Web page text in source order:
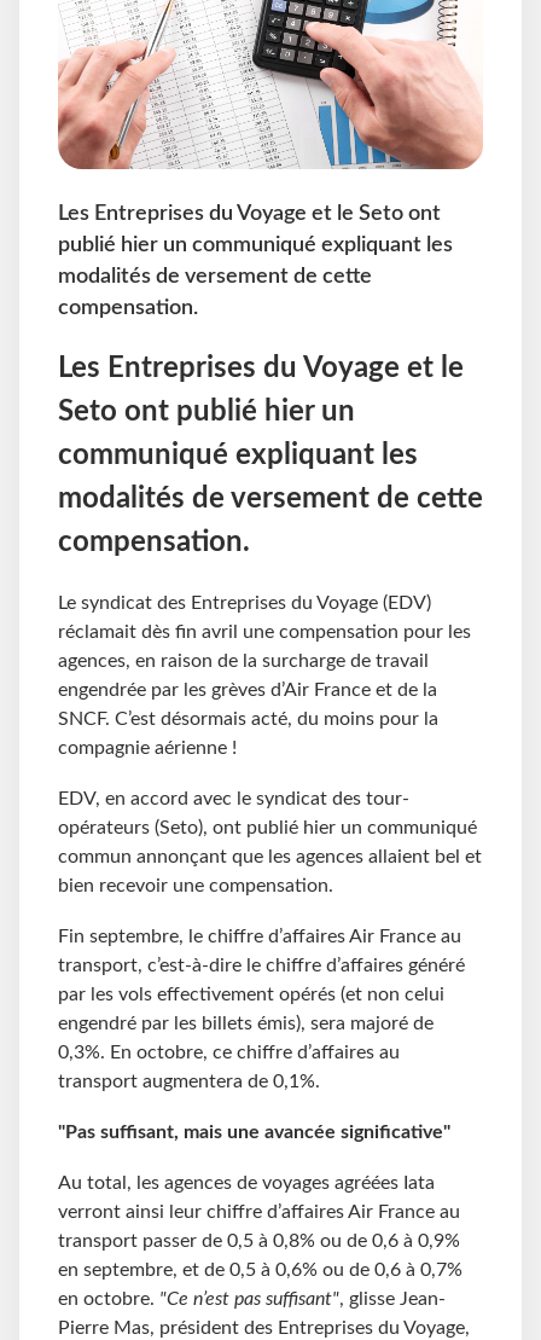
Les Entreprises du Voyage et le Seto ont
publié hier un communiqué expliquant les
modalités de versement de cette
compensation.
Les Entreprises du Voyage et le
Seto ont publié hier un
communiqué expliquant les
modalités de versement de cette
compensation.
Le syndicat des Entreprises du Voyage (EDV)
réclamait dès fin avril une compensation pour les
agences, en raison de la surcharge de travail
engendrée par les grèves d’Air France et de la
SNCF. C’est désormais acté, du moins pour la
compagnie aérienne !
EDV, en accord avec le syndicat des tour-
opérateurs (Seto), ont publié hier un communiqué
commun annonçant que les agences allaient bel et
bien recevoir une compensation.
Fin septembre, le chiffre d’affaires Air France au
transport, c’est-à-dire le chiffre d’affaires généré
par les vols effectivement opérés (et non celui
engendré par les billets émis), sera majoré de
0,3%. En octobre, ce chiffre d’affaires au
transport augmentera de 0,1%.
"Pas suffisant, mais une avancée significative"
Au total, les agences de voyages agréées Iata
verront ainsi leur chiffre d’affaires Air France au
transport passer de 0,5 à 0,8% ou de 0,6 à 0,9%
en septembre, et de 0,5 à 0,6% ou de 0,6 à 0,7%
en octobre. "Ce n’est pas suffisant", glisse Jean-
Pierre Mas, président des Entreprises du Voyage,